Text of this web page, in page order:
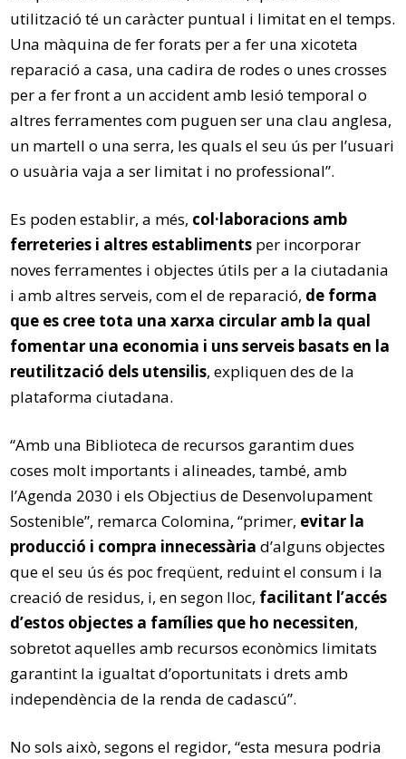
utilització té un caràcter puntual i limitat en el temps.
Una màquina de fer forats per a fer una xicoteta
reparació a casa, una cadira de rodes o unes crosses
per a fer front a un accident amb lesió temporal o
altres ferramentes com puguen ser una clau anglesa,
un martell o una serra, les quals el seu ús per l’usuari
o usuària vaja a ser limitat i no professional”.
Es poden establir, a més, col·laboracions amb
ferreteries i altres establiments per incorporar
noves ferramentes i objectes útils per a la ciutadania
i amb altres serveis, com el de reparació, de forma
que es cree tota una xarxa circular amb la qual
fomentar una economia i uns serveis basats en la
reutilització dels utensilis, expliquen des de la
plataforma ciutadana.
“Amb una Biblioteca de recursos garantim dues
coses molt importants i alineades, també, amb
l’Agenda 2030 i els Objectius de Desenvolupament
Sostenible”, remarca Colomina, “primer, evitar la
producció i compra innecessària d’alguns objectes
que el seu ús és poc freqüent, reduint el consum i la
creació de residus, i, en segon lloc, facilitant l’accés
d’estos objectes a famílies que ho necessiten,
sobretot aquelles amb recursos econòmics limitats
garantint la igualtat d’oportunitats i drets amb
independència de la renda de cadascú”.
No sols això, segons el regidor, “esta mesura podria